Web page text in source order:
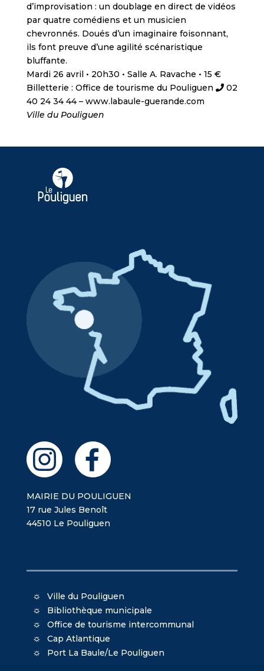
d’improvisation : un doublage en direct de vidéos
par quatre comédiens et un musicien
chevronnés. Doués d’un imaginaire foisonnant,
ils font preuve d’une agilité scénaristique
bluffante.
Mardi 26 avril • 20h30 • Salle A. Ravache • 15 €
Billetterie : Office de tourisme du Pouliguen
02
40 24 34 44 – www.labaule-guerande.com
Ville du Pouliguen
MAIRIE DU POULIGUEN
17 rue Jules Benoît
44510 Le Pouliguen
Ville du Pouliguen
Bibliothèque municipale
Office de tourisme intercommunal
Cap Atlantique
Port La Baule/Le Pouliguen